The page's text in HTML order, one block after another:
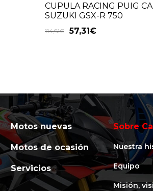
CUPULA RACING PUIG
SUZUKI GSX-R 750
114,61€ 57,31€
Motos nuevas
Motos de ocasión
Servicios
Sobre
Nuestra
Equipo
Misión,